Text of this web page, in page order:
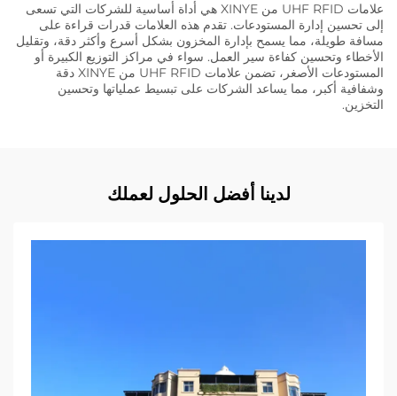
علامات UHF RFID من XINYE هي أداة أساسية للشركات التي تسعى
إلى تحسين إدارة المستودعات. تقدم هذه العلامات قدرات قراءة على
مسافة طويلة، مما يسمح بإدارة المخزون بشكل أسرع وأكثر دقة، وتقليل
الأخطاء وتحسين كفاءة سير العمل. سواء في مراكز التوزيع الكبيرة أو
المستودعات الأصغر، تضمن علامات UHF RFID من XINYE دقة
وشفافية أكبر، مما يساعد الشركات على تبسيط عملياتها وتحسين
التخزين.
لدينا أفضل الحلول لعملك